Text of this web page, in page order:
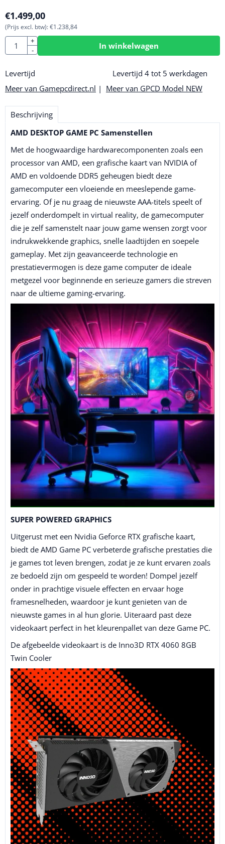
€1.499,00
(Prijs excl. btw):€1.238,84
Aantal
+
-
In winkelwagen
Levertijd
Levertijd 4 tot 5 werkdagen
Meer van Gamepcdirect.nl | Meer van GPCD Model NEW
Beschrijving
AMD DESKTOP GAME PC Samenstellen
Met de hoogwaardige hardwarecomponenten zoals een
processor van AMD, een grafische kaart van NVIDIA of
AMD en voldoende DDR5 geheugen biedt deze
gamecomputer een vloeiende en meeslepende game-
ervaring. Of je nu graag de nieuwste AAA-titels speelt of
jezelf onderdompelt in virtual reality, de gamecomputer
die je zelf samenstelt naar jouw game wensen zorgt voor
indrukwekkende graphics, snelle laadtijden en soepele
gameplay. Met zijn geavanceerde technologie en
prestatievermogen is deze game computer de ideale
metgezel voor beginnende en serieuze gamers die streven
naar de ultieme gaming-ervaring.
SUPER POWERED GRAPHICS
Uitgerust met een Nvidia Geforce RTX grafische kaart,
biedt de AMD Game PC verbeterde grafische prestaties die
je games tot leven brengen, zodat je ze kunt ervaren zoals
ze bedoeld zijn om gespeeld te worden! Dompel jezelf
onder in prachtige visuele effecten en ervaar hoge
framesnelheden, waardoor je kunt genieten van de
nieuwste games in al hun glorie. Uiteraard past deze
videokaart perfect in het kleurenpallet van deze Game PC.
De afgebeelde videokaart is de Inno3D RTX 4060 8GB
Twin Cooler